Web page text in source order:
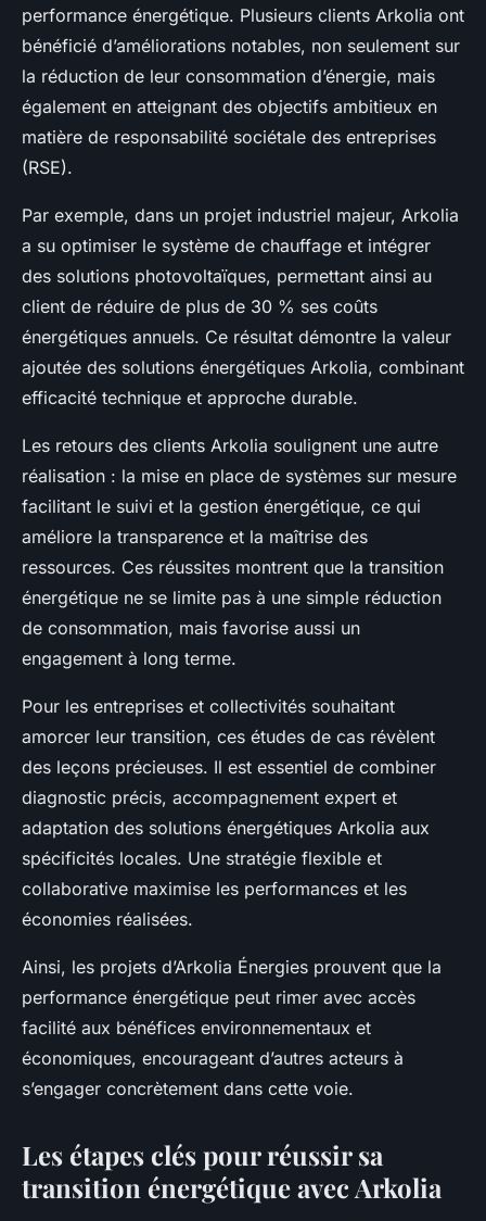
performance énergétique. Plusieurs clients Arkolia ont
bénéficié d’améliorations notables, non seulement sur
la réduction de leur consommation d’énergie, mais
également en atteignant des objectifs ambitieux en
matière de responsabilité sociétale des entreprises
(RSE).
Par exemple, dans un projet industriel majeur, Arkolia
a su optimiser le système de chauffage et intégrer
des solutions photovoltaïques, permettant ainsi au
client de réduire de plus de 30 % ses coûts
énergétiques annuels. Ce résultat démontre la valeur
ajoutée des solutions énergétiques Arkolia, combinant
efficacité technique et approche durable.
Les retours des clients Arkolia soulignent une autre
réalisation : la mise en place de systèmes sur mesure
facilitant le suivi et la gestion énergétique, ce qui
améliore la transparence et la maîtrise des
ressources. Ces réussites montrent que la transition
énergétique ne se limite pas à une simple réduction
de consommation, mais favorise aussi un
engagement à long terme.
Pour les entreprises et collectivités souhaitant
amorcer leur transition, ces études de cas révèlent
des leçons précieuses. Il est essentiel de combiner
diagnostic précis, accompagnement expert et
adaptation des solutions énergétiques Arkolia aux
spécificités locales. Une stratégie flexible et
collaborative maximise les performances et les
économies réalisées.
Ainsi, les projets d’Arkolia Énergies prouvent que la
performance énergétique peut rimer avec accès
facilité aux bénéfices environnementaux et
économiques, encourageant d’autres acteurs à
s’engager concrètement dans cette voie.
Les étapes clés pour réussir sa
transition énergétique avec Arkolia